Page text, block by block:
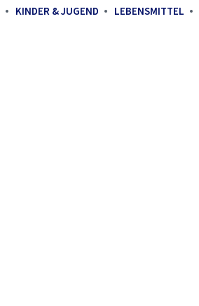
KINDER & JUGEND LEBENSMITTEL